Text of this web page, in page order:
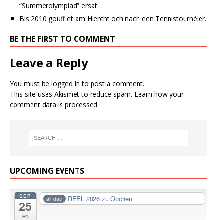
“Summerolympiad” ersat.
Bis 2010 gouff et am Hiercht och nach een Tennistournéier.
BE THE FIRST TO COMMENT
Leave a Reply
You must be logged in to post a comment.
This site uses Akismet to reduce spam. Learn how your
comment data is processed.
UPCOMING EVENTS
SEP
25
Fri
all-day REEL 2026 zu Oochen